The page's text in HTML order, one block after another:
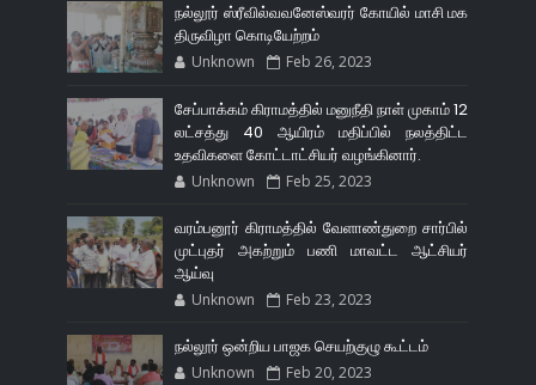
நல்லூர் ஸ்ரீவில்வவனேஸ்வரர் கோயில் மாசி மக
திருவிழா கொடியேற்றம்
Unknown Feb 26, 2023
சேப்பாக்கம் கிராமத்தில் மனுநீதி நாள் முகாம் 12
லட்சத்து 40 ஆயிரம் மதிப்பில் நலத்திட்ட
உதவிகளை கோட்டாட்சியர் வழங்கினார்.
Unknown Feb 25, 2023
வரம்பனூர் கிராமத்தில் வேளாண்துறை சார்பில்
முட்புதர் அகற்றும் பணி மாவட்ட ஆட்சியர்
ஆய்வு
Unknown Feb 23, 2023
நல்லூர் ஒன்றிய பாஜக செயற்குழு கூட்டம்
Unknown Feb 20, 2023